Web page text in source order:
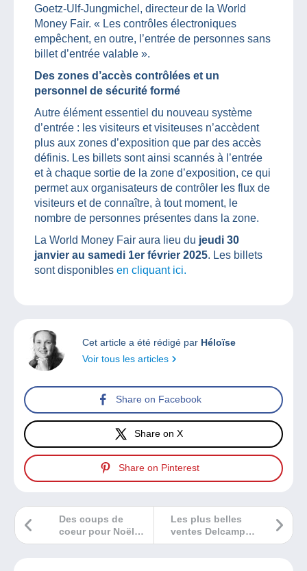
Goetz-Ulf-Jungmichel, directeur de la World
Money Fair. « Les contrôles électroniques
empêchent, en outre, l’entrée de personnes sans
billet d’entrée valable ».
Des zones d’accès contrôlées et un
personnel de sécurité formé
Autre élément essentiel du nouveau système
d’entrée : les visiteurs et visiteuses n’accèdent
plus aux zones d’exposition que par des accès
définis. Les billets sont ainsi scannés à l’entrée
et à chaque sortie de la zone d’exposition, ce qui
permet aux organisateurs de contrôler les flux de
visiteurs et de connaître, à tout moment, le
nombre de personnes présentes dans la zone.
La World Money Fair aura lieu du jeudi 30
janvier au samedi 1er février 2025. Les billets
sont disponibles en cliquant ici.
Cet article a été rédigé par Héloïse
Voir tous les articles
Share on Facebook
Share on X
Share on Pinterest
Les plus belles
ventes Delcampe
décembre 2024
Des coups de
coeur pour Noël
en BD